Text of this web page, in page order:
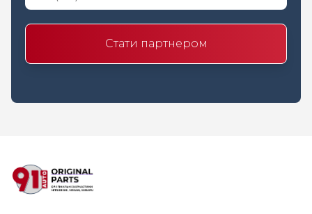
Стати партнером